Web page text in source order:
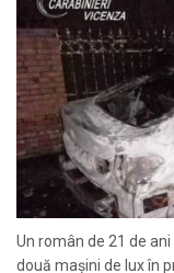
Un român de 21 de
două maşini de lux în